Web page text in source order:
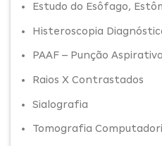
Estudo do Esôfago,
Histeroscopia
PAAF – Punção
Raios X Contrastados
Sialografia
Tomografia